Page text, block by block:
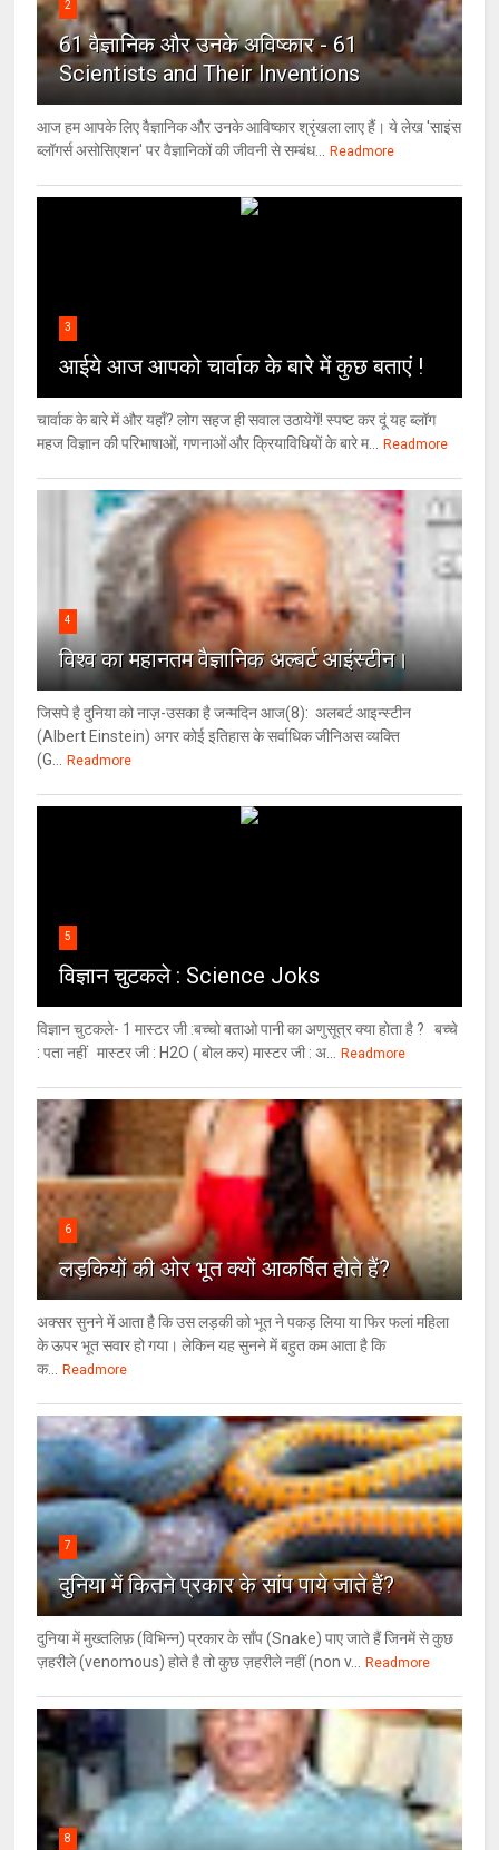
2
61 वैज्ञानिक और उनके अविष्कार - 61
Scientists and Their Inventions
आज हम आपके लिए वैज्ञानिक और उनके आविष्कार श्रृंखला लाए हैं। ये लेख 'साइंस
ब्लॉगर्स असोसिएशन' पर वैज्ञा‍निकों की जीवनी से सम्बंध...
Readmore
3
आईये आज आपको चार्वाक के बारे में कुछ बताएं !
चार्वाक के बारे में और यहाँ? लोग सहज ही सवाल उठायेगें! स्पष्ट कर दूं यह ब्लॉग
महज विज्ञान की परिभाषाओं, गणनाओं और क्रियाविधियों के बारे म...
Readmore
4
विश्‍व का महानतम वैज्ञानिक अल्बर्ट आइंस्टीन।
जिसपे है दुनिया को नाज़-उसका है जन्मदिन आज(8): अलबर्ट आइन्स्टीन
(Albert Einstein) अगर कोई इतिहास के सर्वाधिक जीनिअस व्यक्ति
(G...
Readmore
5
विज्ञान चुटकले : Science Joks
विज्ञान चुटकले- 1 मास्टर जी :बच्चो बताओ पानी का अणुसूत्र क्या होता है ? बच्चे
: पता नहीं मास्टर जी : H2O ( बोल कर) मास्टर जी : अ...
Readmore
6
लड़कियों की ओर भूत क्‍यों आकर्षित होते हैं?
अक्सर सुनने में आता है कि उस लड़की को भूत ने पकड़ लिया या फिर फलां महिला
के ऊपर भूत सवार हो गया। लेकिन यह सुनने में बहुत कम आता है कि
क...
Readmore
7
दुनिया में कितने प्रकार के सांप पाये जाते हैं?
दुनिया में मुख्तलिफ़ (विभिन्न) प्रकार के साँप (Snake) पाए जाते हैं जिनमें से कुछ
ज़हरीले (venomous) होते है तो कुछ ज़हरीले नहीं (non v...
Readmore
8